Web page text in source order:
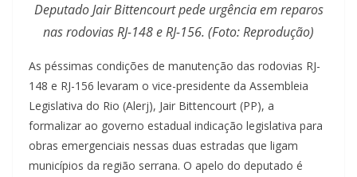
Deputado Jair Bittencourt pede urgência em reparos
nas rodovias RJ-148 e RJ-156. (Foto: Reprodução)
As péssimas condições de manutenção das rodovias RJ-
148 e RJ-156 levaram o vice-presidente da Assembleia
Legislativa do Rio (Alerj), Jair Bittencourt (PP), a
formalizar ao governo estadual indicação legislativa para
obras emergenciais nessas duas estradas que ligam
municípios da região serrana. O apelo do deputado é